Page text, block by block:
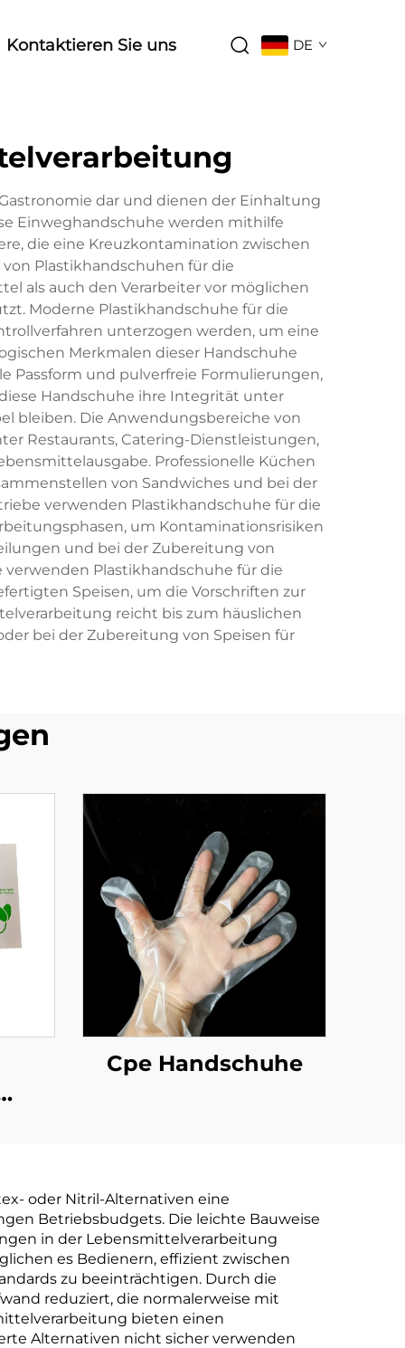
Kontaktieren Sie uns DE
dar und dienen der Einhaltung
Einweghandschuhe werden mithilfe
die eine Kreuzkontamination zwischen
Plastikhandschuhen für die
als auch den Verarbeiter vor möglichen
Moderne Plastikhandschuhe für die
unterzogen werden, um eine
Merkmalen dieser Handschuhe
Passform und pulverfreie Formulierungen,
Handschuhe ihre Integrität unter
bleiben. Die Anwendungsbereiche von
Restaurants, Catering-Dienstleistungen,
Professionelle Küchen
von Sandwiches und bei der
verwenden Plastikhandschuhe für die
um Kontaminationsrisiken
und bei der Zubereitung von
Plastikhandschuhe für die
Speisen, um die Vorschriften zur
reicht bis zum häuslichen
bei der Zubereitung von Speisen für
Cpe Handschuhe
oder Nitril-Alternativen eine
Betriebsbudgets. Die leichte Bauweise
in der Lebensmittelverarbeitung
es Bedienern, effizient zwischen
zu beeinträchtigen. Durch die
reduziert, die normalerweise mit
bieten einen
Alternativen nicht sicher verwenden